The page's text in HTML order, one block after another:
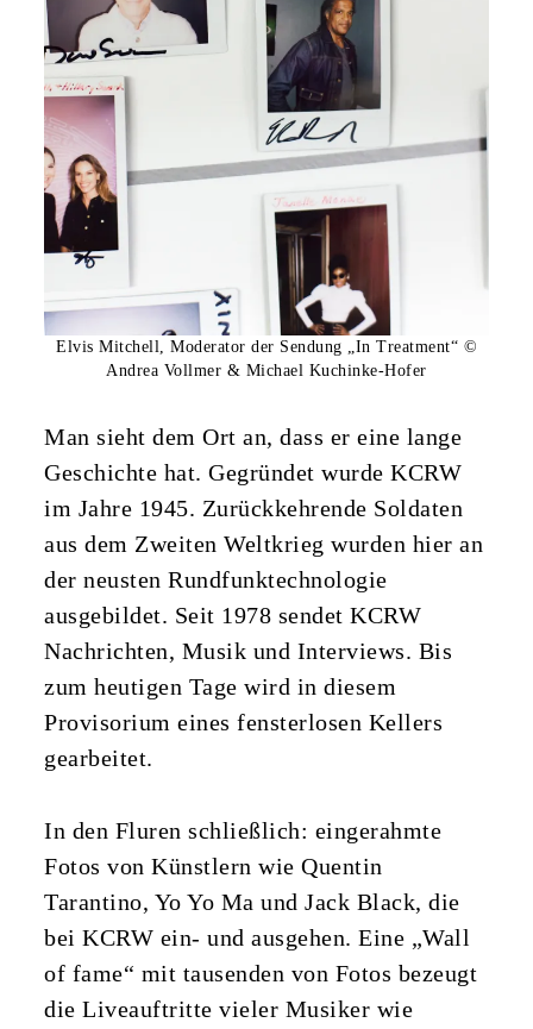
Elvis Mitchell, Moderator der Sendung „In Treatment“ ©
Andrea Vollmer & Michael Kuchinke-Hofer
Man sieht dem Ort an, dass er eine lange
Geschichte hat. Gegründet wurde KCRW
im Jahre 1945. Zurückkehrende Soldaten
aus dem Zweiten Weltkrieg wurden hier an
der neusten Rundfunktechnologie
ausgebildet. Seit 1978 sendet KCRW
Nachrichten, Musik und Interviews. Bis
zum heutigen Tage wird in diesem
Provisorium eines fensterlosen Kellers
gearbeitet.
In den Fluren schließlich: eingerahmte
Fotos von Künstlern wie Quentin
Tarantino, Yo Yo Ma und Jack Black, die
bei KCRW ein- und ausgehen. Eine „Wall
of fame“ mit tausenden von Fotos bezeugt
die Liveauftritte vieler Musiker wie